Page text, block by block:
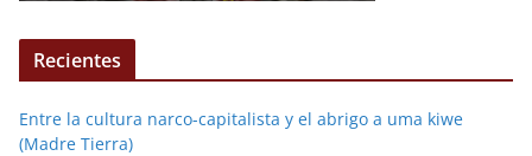
Recientes
Entre la cultura narco-capitalista y el abrigo a uma kiwe
(Madre Tierra)